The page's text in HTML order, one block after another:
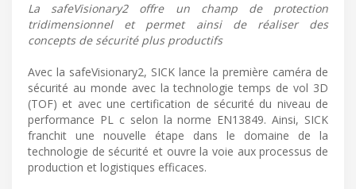
La safeVisionary2 offre un champ de protection
tridimensionnel et permet ainsi de réaliser des
concepts de sécurité plus productifs
Avec la safeVisionary2, SICK lance la première caméra de
sécurité au monde avec la technologie temps de vol 3D
(TOF) et avec une certification de sécurité du niveau de
performance PL c selon la norme EN13849. Ainsi, SICK
franchit une nouvelle étape dans le domaine de la
technologie de sécurité et ouvre la voie aux processus de
production et logistiques efficaces.